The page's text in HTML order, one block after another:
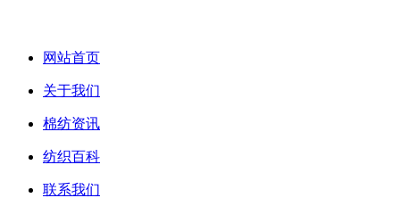
网站首页
关于我们
棉纺资讯
纺织百科
联系我们